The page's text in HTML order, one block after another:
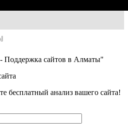
сайтов в Алматы"
бесплатный анализ вашего сайта!